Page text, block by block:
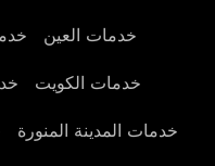
خدمات العين
خدمات الكويت
خدمات المدينة المنورة